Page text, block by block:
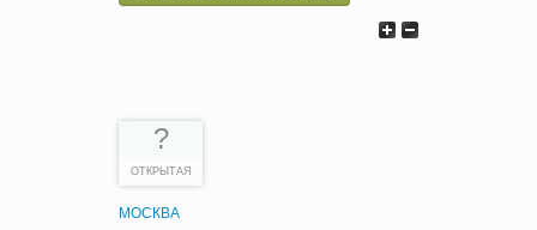
?
ОТКРЫТАЯ
МОСКВА